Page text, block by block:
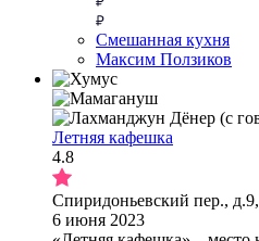
Смешанная кухня
Максим Ползиков
Летняя кафешка
4.8
Спиридоньевский пер., д.9,
6 июня 2023